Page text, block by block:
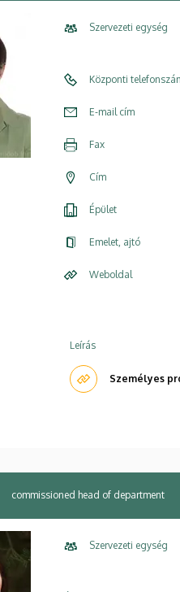
Szervezeti egység
Központi
E-mail cím
Fax
Cím
Épület
Emelet, ajtó
Weboldal
Leírás
Személyes
commissioned head of department
Szervezeti egység